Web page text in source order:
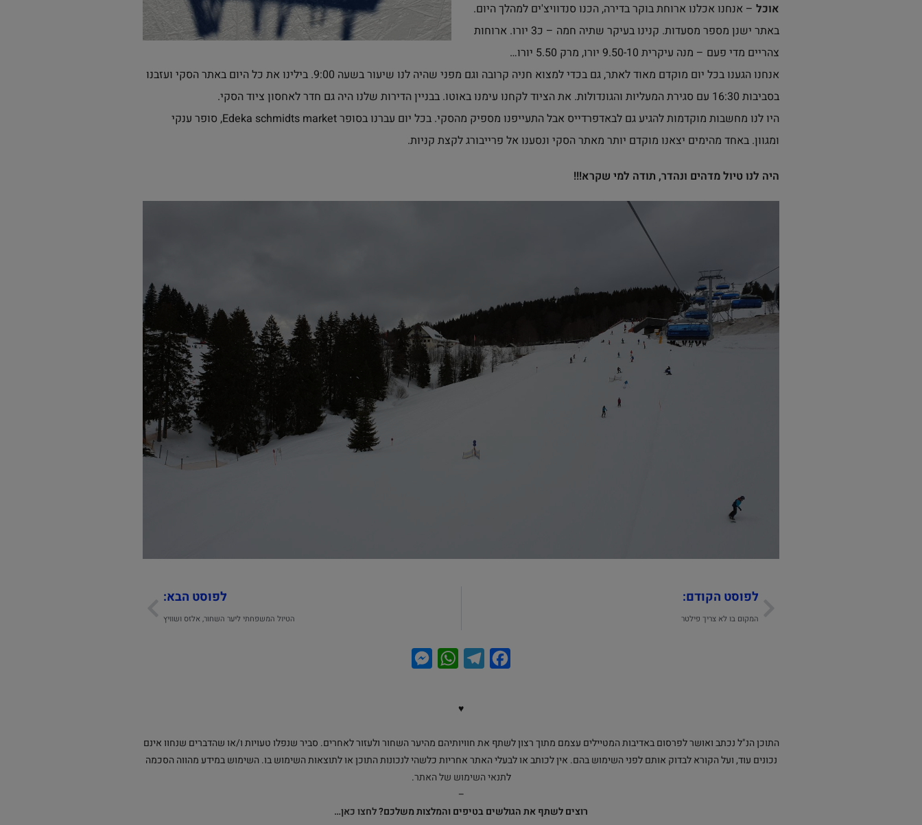
אוכל – אנחנו אכלנו ארוחת בוקר בדירה, הכנו סנדוויצ'ים למהלך היום.
באתר ישנן מספר מסעדות. קנינו בעיקר שתיה חמה – כ3 יורו. ארוחות
צהריים מדי פעם – מנה עיקרית 9.50-10 יורו, מרק 5.50 יורו…
אנחנו הגענו בכל יום מוקדם מאוד לאתר, גם בכדי למצוא חניה קרובה וגם מפני שהיה לנו שיעור בשעה 9:00. בילינו את כל היום באתר הסקי ועזבנו
בסביבות 16:30 עם סגירת המעליות והגונדולות. את הציוד לקחנו עימנו באוטו. בבניין הדירות שלנו היה גם חדר לאחסון ציוד הסקי.
היו לנו מחשבות מוקדמות להגיע גם לבאדפרדייס אבל התעייפנו מספיק מהסקי. בכל יום עברנו בסופר Edeka schmidts market, סופר ענקי
ומגוון. באחד מהימים יצאנו מוקדם יותר מאתר הסקי ונסענו אל פרייבורג לקצת קניות.
היה לנו טיול מדהים ונהדר, תודה למי שקרא!!!
לפוסט הקודם:
המקום בו לא צריך פילטר
לפוסט הבא:
הטיול המשפחתי ליער השחור, אלזס ושוויץ
b
o
o
g
r
a
W
s
A
p
e
n
♥
התוכן הנ"ל נכתב ואושר לפרסום באדיבות המטיילים עצמם מתוך רצון לשתף את חוויותיהם מהיער השחור ולעזור לאחרים. סביר שנפלו טעויות ו/או שהדברים שנחוו אינם
נכונים עוד, ועל הקורא לבדוק אותם לפני השימוש בהם. אין לכותב או לבעלי האתר אחריות כלשהי לנכונות התוכן או לתוצאות השימוש בו. השימוש במידע מהווה הסכמה
לתנאי השימוש של האתר.
–
רוצים לשתף את הגולשים בטיפים והמלצות משלכם?לחצו כאן…